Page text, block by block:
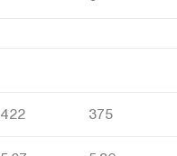
422 375